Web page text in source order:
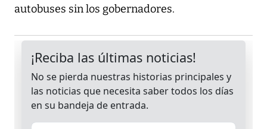
autobuses sin los gobernadores.